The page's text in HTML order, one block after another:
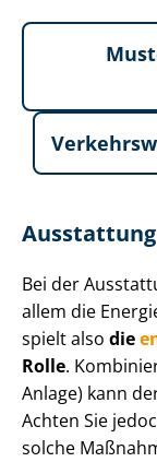
Ausstattung
Bei der
allem die
spielt also die
Rolle.
Anlage) kann
Achten Sie
solche